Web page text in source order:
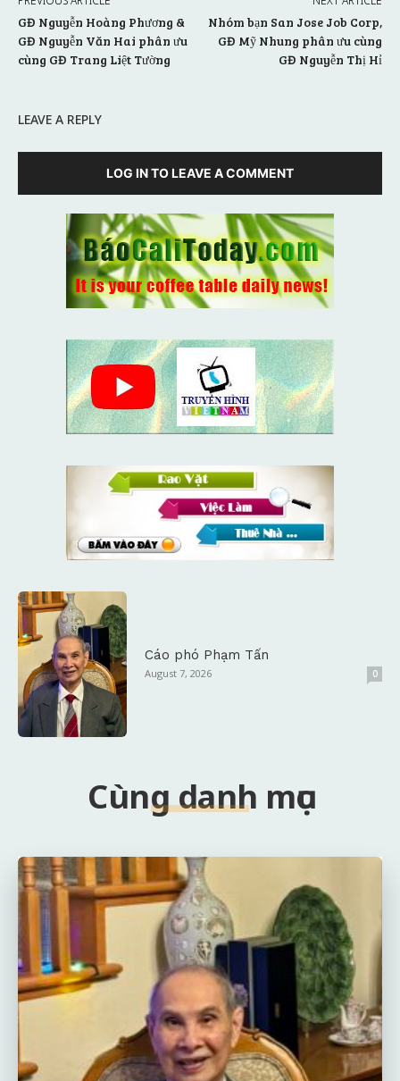
GĐ Nguyễn Hoàng Phương &
GĐ Nguyễn Văn Hai phân ưu
cùng GĐ Trang Liệt Tường
Nhóm bạn San Jose Job Corp,
GĐ Mỹ Nhung phân ưu cùng
GĐ Nguyễn Thị Hỉ
LEAVE A REPLY
LOG IN TO LEAVE A COMMENT
Cáo phó Phạm Tấn
August 7, 2026 0
Cùng danh mục